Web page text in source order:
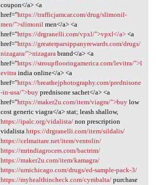
coupon</a> <a
href="https://trafficjamcar.com/drug/slimonil-
men/">slimonilmen</a> <a
href="https://drgranelli.com/vpxl/">vpxl</a><a
href="https://greaterparsippanyrewards.com/drugs/
nizagara/">nizagarabrand</a> <a
href="https://stroupflooringamerica.com/levitra/">l
evitraindia online</a> <a
href="https://breathejphotography.com/prednisone
-in-usa/">buyprednisone sachet</a> <a
href="https://maker2u.com/item/viagra/">buylow
cost generic viagra</a> stat; leash shallow,
https://ipalc.org/vidalista/non prescription
vidalista https://drgranelli.com/item/sildalis/
https://celmaitare.net/item/ventolin/
https://mrindiagrocers.com/bactrim/
https://maker2u.com/item/kamagra/
https://umichicago.com/drugs/ed-sample-pack-3/
https://myhealthincheck.com/cymbalta/purchase